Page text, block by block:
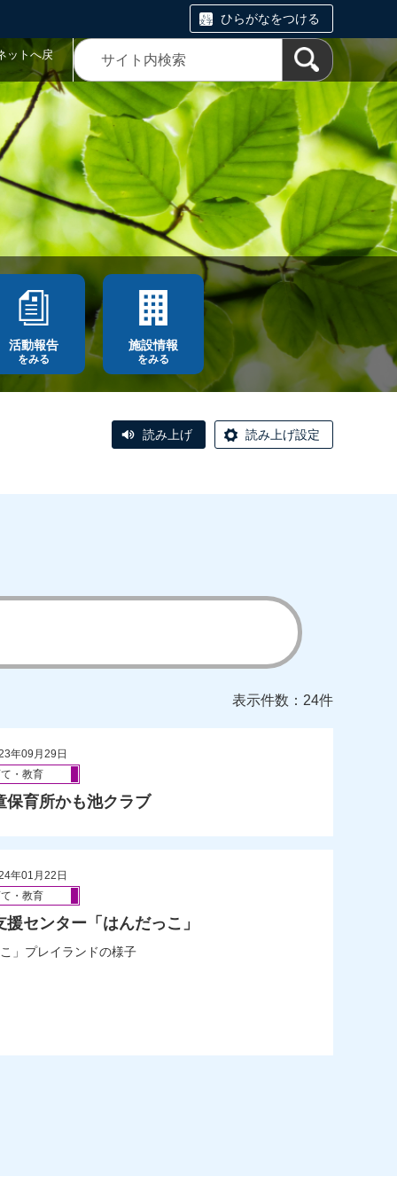
ひらがなをつける
ットへ戻
活動報告
をみる
施設情報
をみる
読み上げ 読み上げ設定
表示件数：24件
年09月29日
・教育
保育所かも池クラブ
年01月22日
・教育
援センター「はんだっこ」
」プレイランドの様子